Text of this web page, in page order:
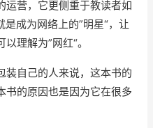
运营，它更侧重于教读者如
成为网络上的”明星“，让
理解为”网红“。
装自己的人来说，这本书的
书的原因也是因为它在很多